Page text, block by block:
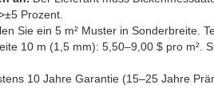
Prozent.
Sie ein 5 m² Muster in Sonderbreite.
10 m (1,5 mm): 5,50–9,00 $ pro m².
10 Jahre Garantie (15–25 Jahre